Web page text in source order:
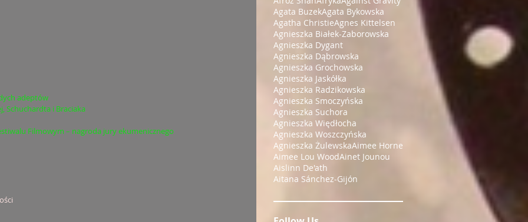
adeptów
Schuchardta i Braciaka
Filmowym – nagroda jury ekumenicznego
Agata BuzekAgata Bykowska
Agatha ChristieAgnes Kittelsen
Agnieszka Białek-Zaborowska
Agnieszka Dygant
Agnieszka Dąbrowska
Agnieszka Grochowska
Agnieszka Jaskółka
Agnieszka Radzikowska
Agnieszka Smoczyńska
Agnieszka Suchora
Agnieszka Więdłocha
Agnieszka Woszczyńska
Agnieszka ŻulewskaAimee Horne
Aimee Lou WoodAinet Jounou
Aislinn De'ath
Aitana Sánchez-Gijón